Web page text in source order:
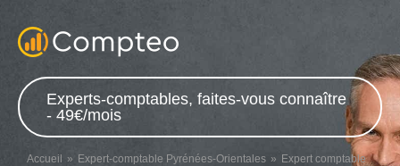
Experts-comptables, faites-vous connaître
- 49€/mois
Accueil Expert-comptable Pyrénées-Orientales
Expert comptable